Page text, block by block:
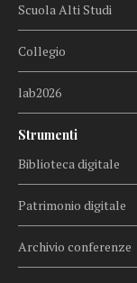
Scuola Alti Studi
Collegio
lab2026
Strumenti
Biblioteca digitale
Patrimonio digitale
Archivio conferenze